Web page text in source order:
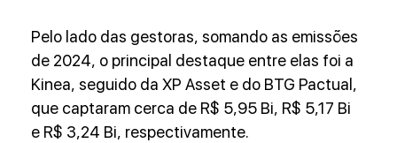
Pelo lado das gestoras, somando as emissões
de 2024, o principal destaque entre elas foi a
Kinea, seguido da XP Asset e do BTG Pactual,
que captaram cerca de R$ 5,95 Bi, R$ 5,17 Bi
e R$ 3,24 Bi, respectivamente.